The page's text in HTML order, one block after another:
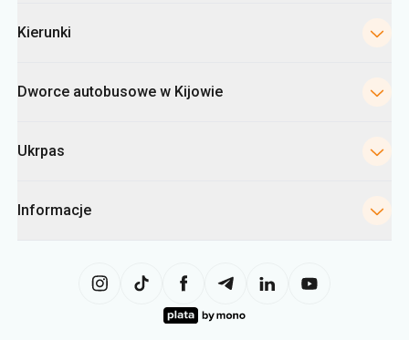
Kierunki
Dworce autobusowe w Kijowie
Ukrpas
Informacje